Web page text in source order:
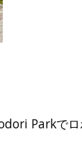
Parkで